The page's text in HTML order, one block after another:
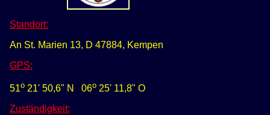
Standort:
An St. Marien 13, D 47884, Kempen
GPS:
51o 21' 50,6" N 06o 25' 11,8" O
Zuständigkeit: